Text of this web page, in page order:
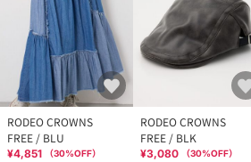
RODEO CROWNS
FREE / BLU
¥4,851 （30%OFF）
RODEO CROWNS
FREE / BLK
¥3,080 （30%OFF）